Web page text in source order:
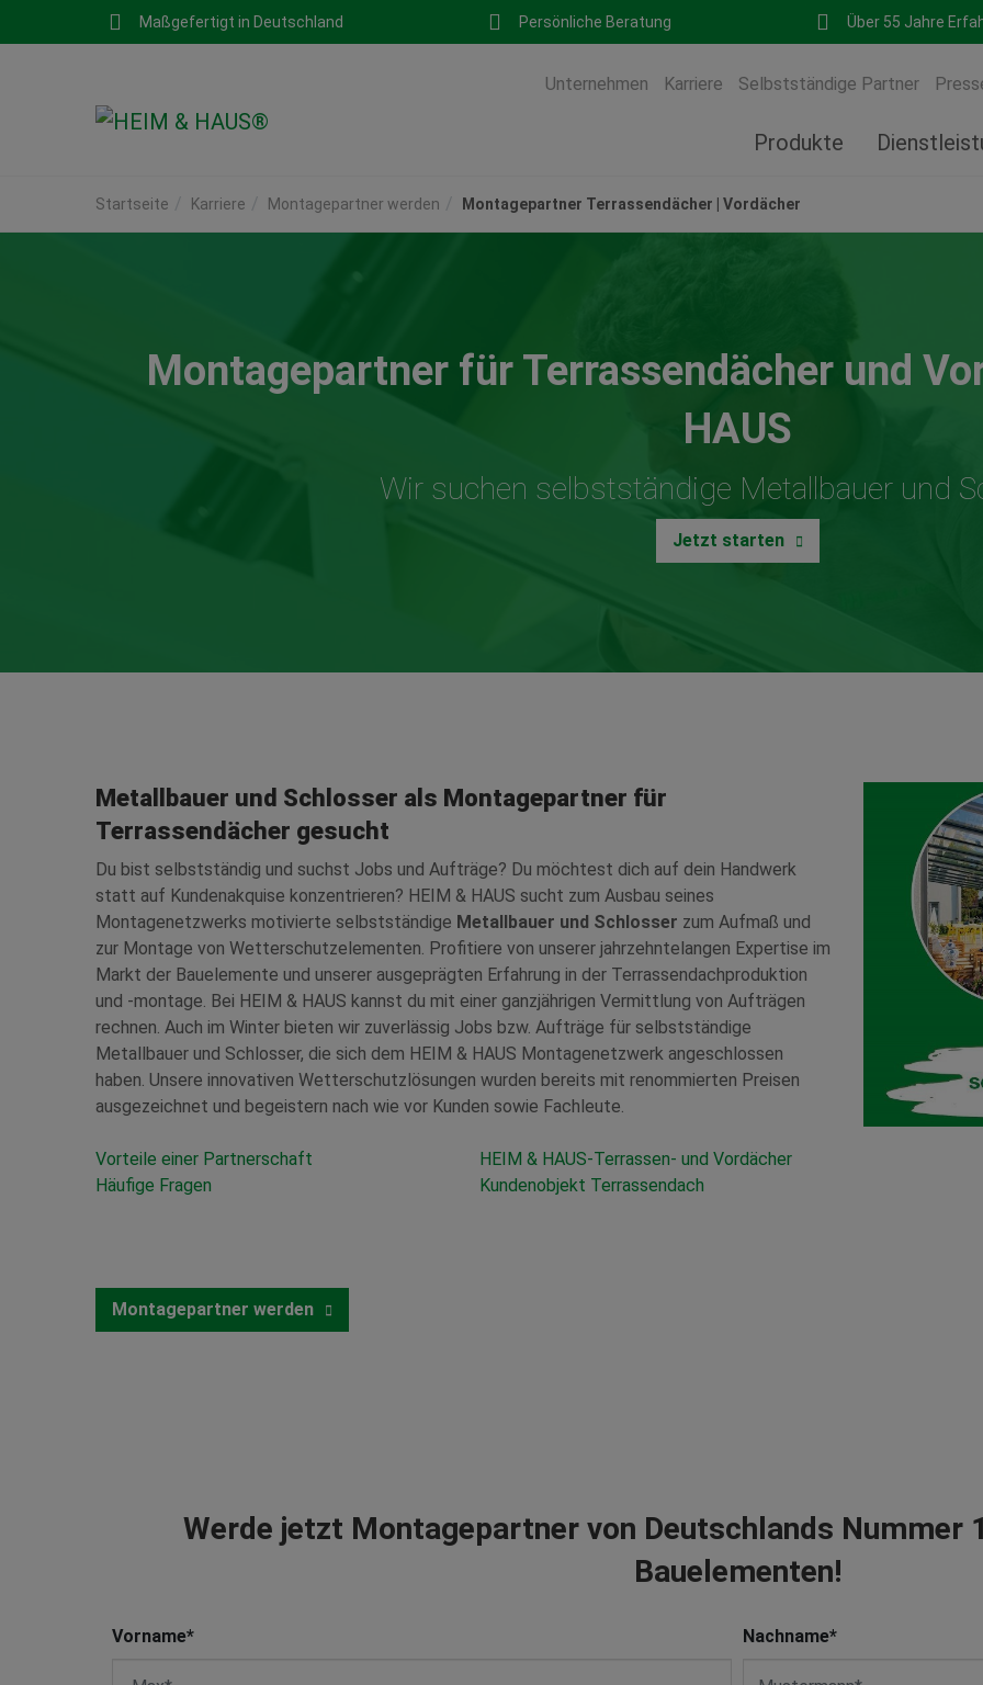
Maßgefertigt in Deutschland Persönliche Beratung Über 55 Jahre
Unternehmen Karriere Selbstständige Partner
Produkte
Startseite Karriere Montagepartner werden Montagepartner Terrassendächer | Vordächer
Montagepartner für Terrassendächer und
HAUS
Wir suchen selbstständige Metallbauer und
Jetzt starten
Metallbauer und Schlosser als Montagepartner für
Terrassendächer gesucht
Du bist selbstständig und suchst Jobs und Aufträge? Du möchtest dich auf dein Handwerk
statt auf Kundenakquise konzentrieren? HEIM & HAUS sucht zum Ausbau seines
Montagenetzwerks motivierte selbstständige Metallbauer und Schlosser zum Aufmaß und
zur Montage von Wetterschutzelementen. Profitiere von unserer jahrzehntelangen Expertise im
Markt der Bauelemente und unserer ausgeprägten Erfahrung in der Terrassendachproduktion
und -montage. Bei HEIM & HAUS kannst du mit einer ganzjährigen Vermittlung von Aufträgen
rechnen. Auch im Winter bieten wir zuverlässig Jobs bzw. Aufträge für selbstständige
Metallbauer und Schlosser, die sich dem HEIM & HAUS Montagenetzwerk angeschlossen
haben. Unsere innovativen Wetterschutzlösungen wurden bereits mit renommierten Preisen
ausgezeichnet und begeistern nach wie vor Kunden sowie Fachleute.
Vorteile einer Partnerschaft
Häufige Fragen
HEIM & HAUS-Terrassen- und Vordächer
Kundenobjekt Terrassendach
Montagepartner werden
Werde jetzt Montagepartner von Deutschlands Nummer
Bauelementen!
Vorname* Nachname*